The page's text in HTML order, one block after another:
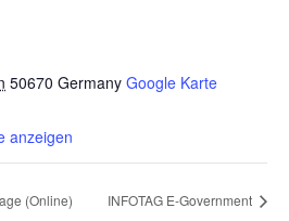
50670 Germany Google Karte
anzeigen
(Online) INFOTAG E-Government